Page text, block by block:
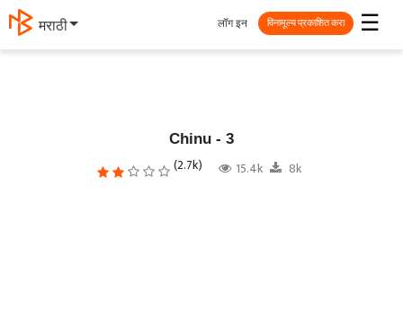
मराठी ☰
लॉग इन विनामूल्य प्रकाशित करा
Chinu - 3
(2.7k) 15.4k 8k